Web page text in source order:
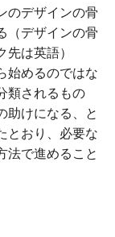
のデザインの骨
（デザインの骨
先は英語）
始めるのではな
類されるもの
助けになる、と
とおり、必要な
法で進めること